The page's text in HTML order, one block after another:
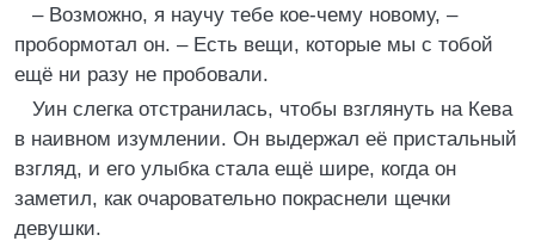
– Возможно, я научу тебе кое-чему новому, –
пробормотал он. – Есть вещи, которые мы с тобой
ещё ни разу не пробовали.
Уин слегка отстранилась, чтобы взглянуть на Кева
в наивном изумлении. Он выдержал её пристальный
взгляд, и его улыбка стала ещё шире, когда он
заметил, как очаровательно покраснели щечки
девушки.